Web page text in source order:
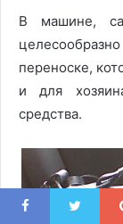
В машине,
переноске,
и для
средства.